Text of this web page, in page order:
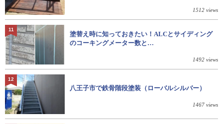
1512 views
塗替え時に知っておきたい！ALCとサイディング
のコーキングメーター数と…
1492 views
11
八王子市で鉄骨階段塗装（ローバルシルバー）
1467 views
12